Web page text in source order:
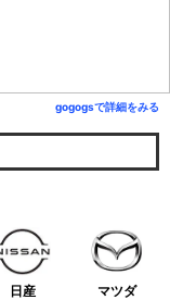
gogogsで詳細をみる
日産 マツダ